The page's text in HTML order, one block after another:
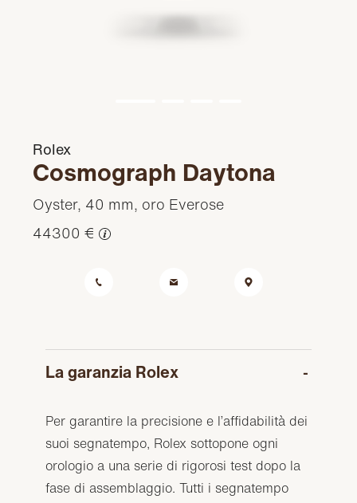
Rolex
Cosmograph Daytona
Oyster, 40 mm, oro Everose
44300 €
La garanzia Rolex
Per garantire la precisione e l’affidabilità dei
suoi segnatempo, Rolex sottopone ogni
orologio a una serie di rigorosi test dopo la
fase di assemblaggio. Tutti i segnatempo